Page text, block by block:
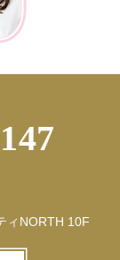
ィNORTH 10F